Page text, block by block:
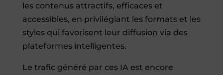
les contenus attractifs, efficaces et
accessibles, en privilégiant les formats et les
styles qui favorisent leur diffusion via des
plateformes intelligentes.
Le trafic généré par ces IA est encore